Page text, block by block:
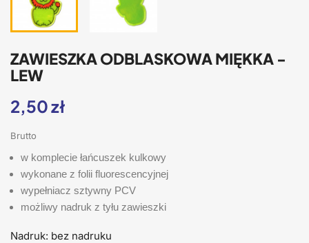
ZAWIESZKA ODBLASKOWA MIĘKKA -
LEW
2,50 zł
Brutto
w komplecie łańcuszek kulkowy
wykonane z folii fluorescencyjnej
wypełniacz sztywny PCV
możliwy nadruk z tyłu zawieszki
Nadruk: bez nadruku